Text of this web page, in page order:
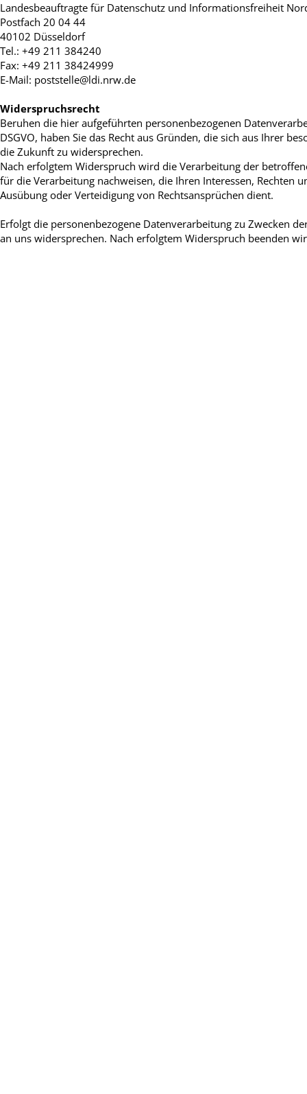
Landesbeauftragte für Datenschutz und Informationsfreiheit
Postfach 20 04 44
40102 Düsseldorf
Tel.: +49 211 384240
Fax: +49 211 38424999
E-Mail: poststelle@ldi.nrw.de
Widerspruchsrecht
Beruhen die hier aufgeführten personenbezogenen
DSGVO, haben Sie das Recht aus Gründen, die sich aus Ihrer
die Zukunft zu widersprechen.
Nach erfolgtem Widerspruch wird die Verarbeitung der
für die Verarbeitung nachweisen, die Ihren Interessen, Rechten
Ausübung oder Verteidigung von Rechtsansprüchen dient.
Erfolgt die personenbezogene Datenverarbeitung zu Zwecken
an uns widersprechen. Nach erfolgtem Widerspruch beenden